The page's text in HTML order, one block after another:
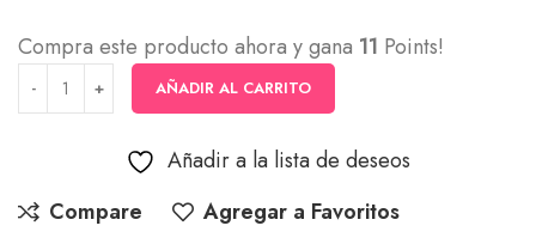
Compra este producto ahora y gana 11 Points!
AÑADIR AL CARRITO
Añadir a la lista de deseos
Compare
Agregar a Favoritos